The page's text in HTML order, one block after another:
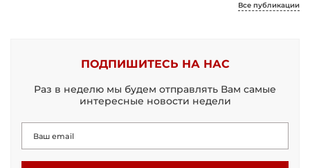
Все публикации
ПОДПИШИТЕСЬ НА НАС
Раз в неделю мы будем отправлять Вам самые
интересные новости недели